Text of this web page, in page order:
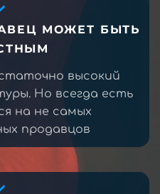
МОЖЕТ БЫТЬ
высокий
Но всегда есть
на не самых
продавцов